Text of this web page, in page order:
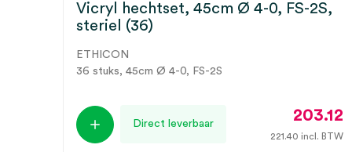
Vicryl hechtset, 45cm Ø 4-0, FS-2S,
steriel (36)
ETHICON
36 stuks, 45cm Ø 4-0, FS-2S
Direct leverbaar 203.12
221.40 incl. BTW